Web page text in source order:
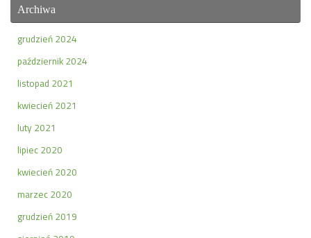
Archiwa
grudzień 2024
październik 2024
listopad 2021
kwiecień 2021
luty 2021
lipiec 2020
kwiecień 2020
marzec 2020
grudzień 2019